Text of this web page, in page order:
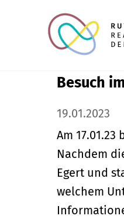
Besuch
19.01.2023
Am
Nachdem
Egert und
welchem